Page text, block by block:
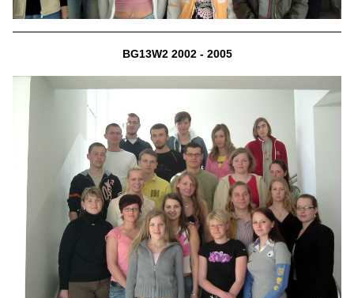
BG13W2 2002 - 2005